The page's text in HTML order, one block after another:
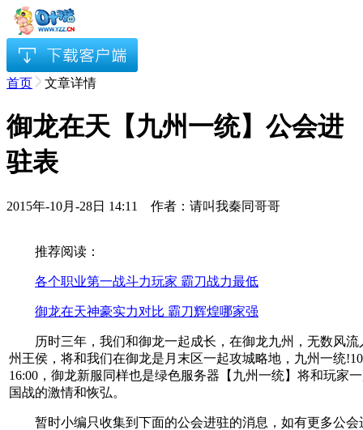
首页 文章详情
御龙在天【九州一统】公会进
驻表
2015年-10月-28日 14:11 作者：请叫我秦同哥哥
推荐阅读：
各个职业第一战斗力玩家 霸刀战力最低
御龙在天神豪实力对比 霸刀辉煌哪家强
历时三年，我们和御龙一起成长，在御龙九州，无数风流
州王侯，将和我们在御龙是月末区一起攻城略地，九州一统
16:00，御龙新服同样也是绿色服务器【九州一统】将和玩家
国战的激情和恢弘。
暂时小编只收集到下面的公会进驻的消息，如有更多公会